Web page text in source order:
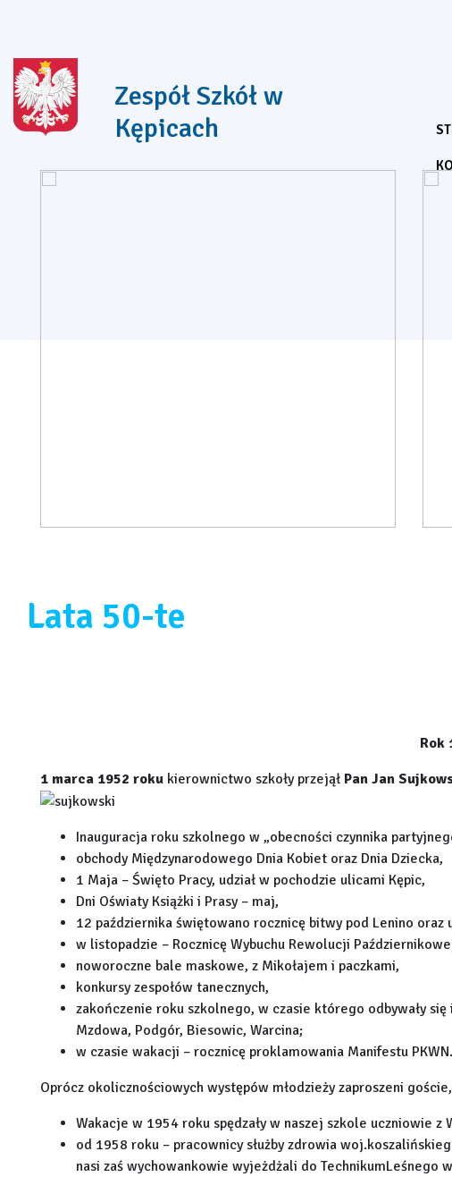
Zespół Szkół w
Kępicach
Lata 50-te
Rok
1 marca 1952 roku kierownictwo szkoły przejął Pan Jan
Inauguracja roku szkolnego w „obecności czynnika
obchody Międzynarodowego Dnia Kobiet oraz Dnia Dziecka,
1 Maja – Święto Pracy, udział w pochodzie ulicami Kępic,
Dni Oświaty Książki i Prasy – maj,
12 października świętowano rocznicę bitwy pod Lenino
w listopadzie – Rocznicę Wybuchu Rewolucji
noworoczne bale maskowe, z Mikołajem i paczkami,
konkursy zespołów tanecznych,
zakończenie roku szkolnego, w czasie którego odbywały
Mzdowa, Podgór, Biesowic, Warcina;
w czasie wakacji – rocznicę proklamowania Manifestu PKWN.
Oprócz okolicznościowych występów młodzieży zaproszeni
Wakacje w 1954 roku spędzały w naszej szkole uczniowie z
od 1958 roku – pracownicy służby zdrowia
nasi zaś wychowankowie wyjeżdżali do